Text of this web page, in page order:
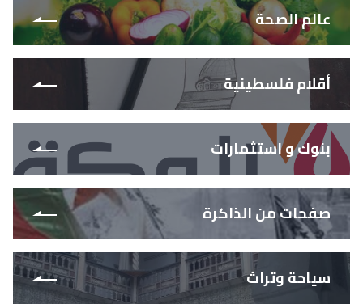
عالم الصحة
أقلام فلسطينية
بنوك و استثمارات
صفحات من الذاكرة
سياحة وتراث